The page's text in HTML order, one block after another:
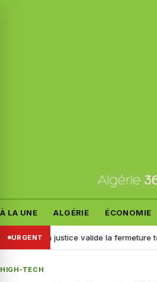
À LA UNE ALGÉRIE ÉCONOMIE
URGENT
: la justice valide la fermeture
HIGH-TECH